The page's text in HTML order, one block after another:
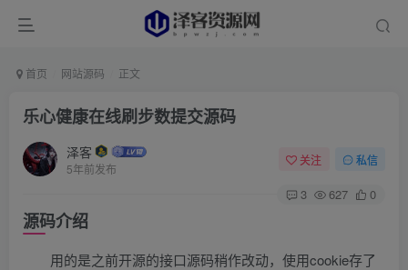
首页 网站源码 正文
乐心健康在线刷步数提交源码
泽客
5年前发布
关注 私信
3 627 0
源码介绍
用的是之前开源的接口源码稍作改动，使用cookie存了